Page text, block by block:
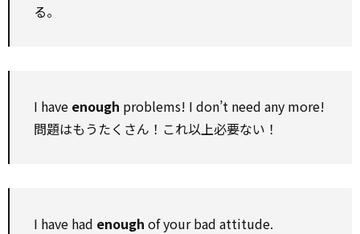
る。
I have enough problems! I don’t need any more!
問題はもうたくさん！これ以上必要ない！
I have had enough of your bad attitude.